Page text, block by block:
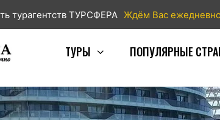
турагентств ТУРСФЕРА Ждём Вас ежедневно
ТУРЫ ПОПУЛЯРНЫЕ